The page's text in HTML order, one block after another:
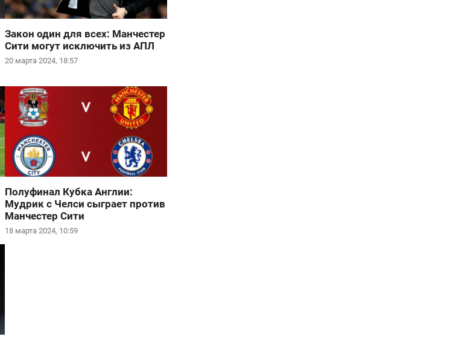
20 марта 2024, 18:57
Закон один для всех: Манчестер
Сити могут исключить из АПЛ
18 марта 2024, 10:59
Полуфинал Кубка Англии:
Мудрик с Челси сыграет против
Манчестер Сити